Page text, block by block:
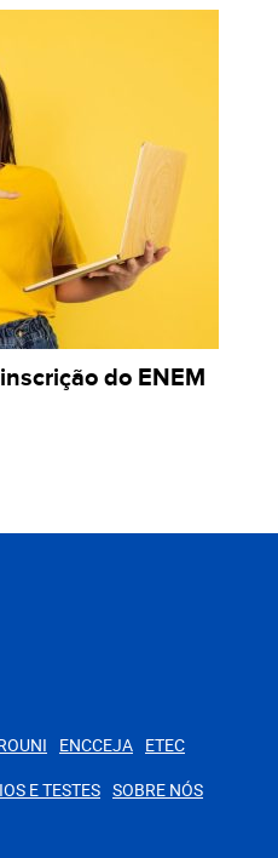
do ENEM
ENCCEJA ETEC
E TESTES SOBRE NÓS